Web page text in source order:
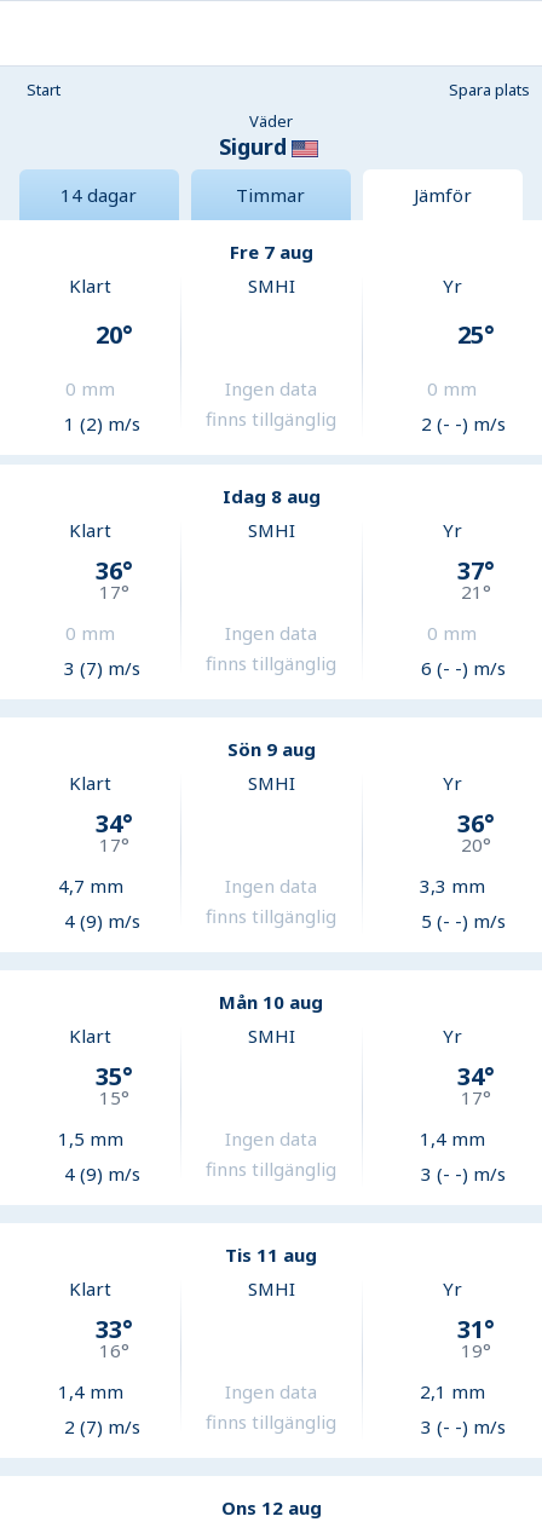
Start
Spara plats
Väder
Sigurd
14 dagar Timmar Jämför
Fre 7 aug
Klart
20°
0 mm
1 (2) m/s
SMHI
Ingen data
finns tillgänglig
Yr
25°
0 mm
2 (- -) m/s
Idag 8 aug
Klart
36°
17°
0 mm
3 (7) m/s
SMHI
Ingen data
finns tillgänglig
Yr
37°
21°
0 mm
6 (- -) m/s
Sön 9 aug
Klart
34°
17°
4,7 mm
4 (9) m/s
SMHI
Ingen data
finns tillgänglig
Yr
36°
20°
3,3 mm
5 (- -) m/s
Mån 10 aug
Klart
35°
15°
1,5 mm
4 (9) m/s
SMHI
Ingen data
finns tillgänglig
Yr
34°
17°
1,4mm
3 (- -) m/s
Tis 11 aug
Klart
33°
16°
1,4mm
2 (7) m/s
SMHI
Ingen data
finns tillgänglig
Yr
31°
19°
2,1 mm
3 (- -) m/s
Ons 12 aug